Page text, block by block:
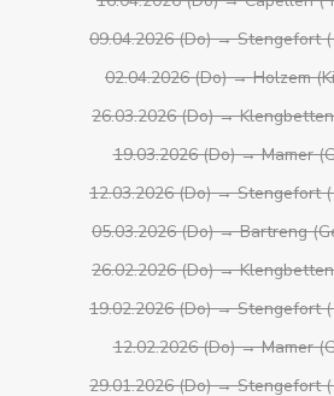
09.04.2026 (Do) → Stengefort
02.04.2026 (Do) → Holzem
26.03.2026 (Do) →
19.03.2026 (Do) → Mamer
12.03.2026 (Do) → Stengefort
05.03.2026 (Do) → Bartreng
26.02.2026 (Do) →
19.02.2026 (Do) → Stengefort
12.02.2026 (Do) → Mamer
29.01.2026 (Do) → Stengefort